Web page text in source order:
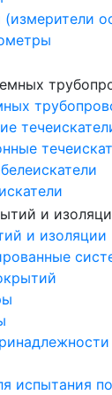
и изоляции
испытания